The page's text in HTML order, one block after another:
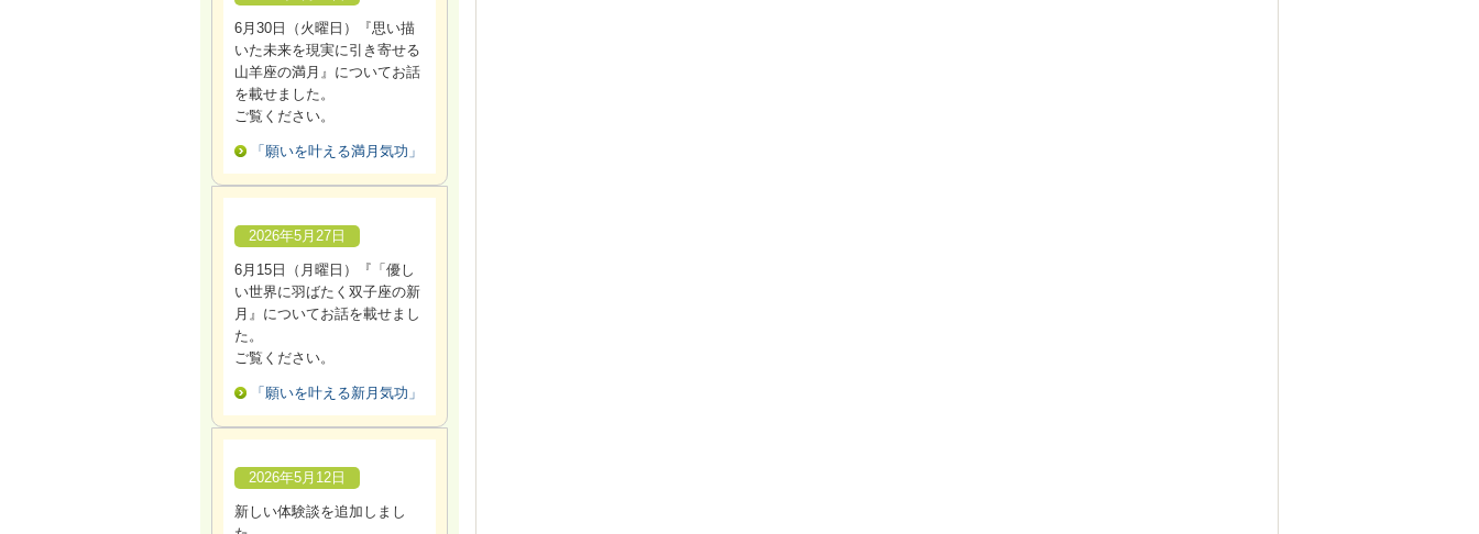
6月30日（火曜日）『思い描
いた未来を現実に引き寄せる
山羊座の満月』についてお話
を載せました。
ご覧ください。
「願いを叶える満月気功」
2026年5月27日
6月15日（月曜日）『「優し
い世界に羽ばたく双子座の新
月』についてお話を載せまし
た。
ご覧ください。
「願いを叶える新月気功」
2026年5月12日
新しい体験談を追加しまし